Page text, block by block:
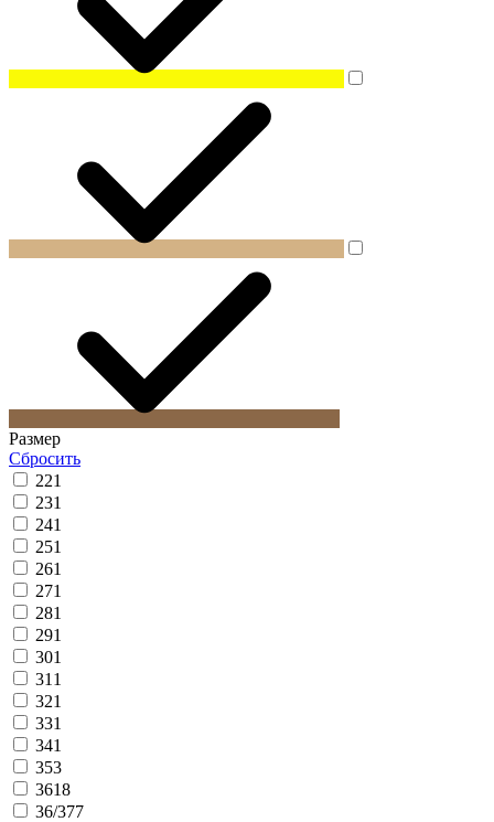
Размер
Сбросить
221
231
241
251
261
271
281
291
301
31 1
321
331
341
353
3618
36/377